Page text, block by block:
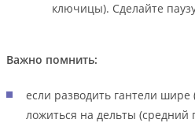
ключицы). Сделайте
Важно помнить:
если разводить гантели
ложиться на дельты (средний